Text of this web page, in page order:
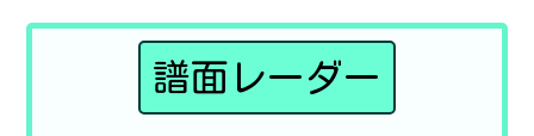
譜面レーダー